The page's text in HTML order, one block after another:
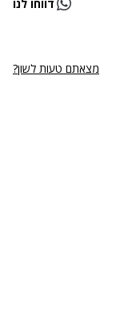
דווחו לנו
מצאתם טעות לשון?